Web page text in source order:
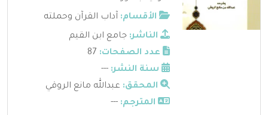
الأقسام: آداب القرآن وحملته
الناشر: جامع ابن القيم
عدد الصفحات:
سنة النشر: ---
المحقق: عبدالله مانع الروقي
المترجم: ---